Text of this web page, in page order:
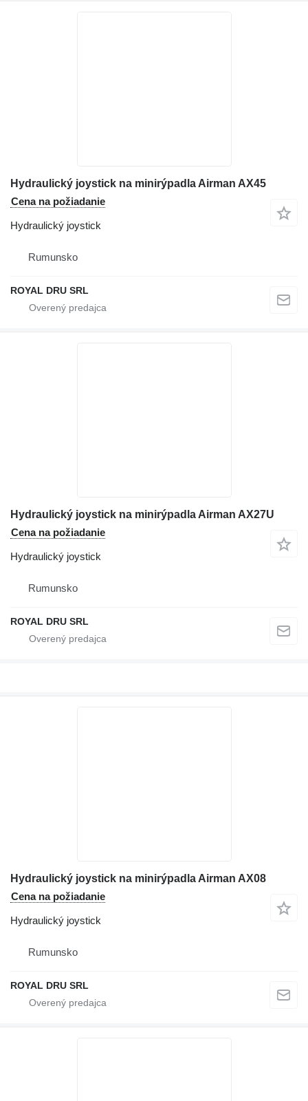
Hydraulický joystick na minirýpadla Airman AX45
Cena na požiadanie
Hydraulický joystick
Rumunsko
ROYAL DRU SRL
Hydraulický joystick na minirýpadla Airman AX27U
Cena na požiadanie
Hydraulický joystick
Rumunsko
ROYAL DRU SRL
Hydraulický joystick na minirýpadla Airman AX08
Cena na požiadanie
Hydraulický joystick
Rumunsko
ROYAL DRU SRL